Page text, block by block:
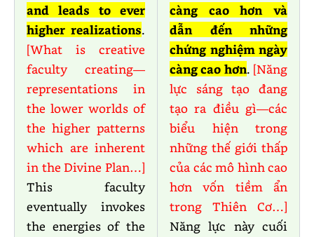
and leads to ever
higher realizations.
[What is creative
faculty creating—
representations in
the lower worlds of
the higher patterns
which are inherent
in the Divine Plan…]
This faculty
eventually invokes
the energies of the
càng cao hơn và
dẫn đến những
chứng nghiệm ngày
càng cao hơn. [Năng
lực sáng tạo đang
tạo ra điều gì—các
biểu hiện trong
những thế giới thấp
của các mô hình cao
hơn vốn tiềm ẩn
trong Thiên Cơ…]
Năng lực này cuối